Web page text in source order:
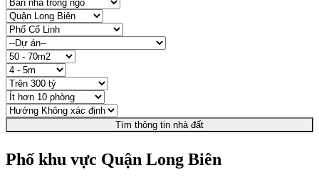
Tìm thông tin nhà đất
Phố khu vực Quận Long Biên